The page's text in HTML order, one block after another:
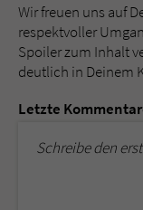
Wir freuen uns auf
respektvoller
Spoiler zum Inhalt
deutlich in Deinem
Letzte
Schreibe den